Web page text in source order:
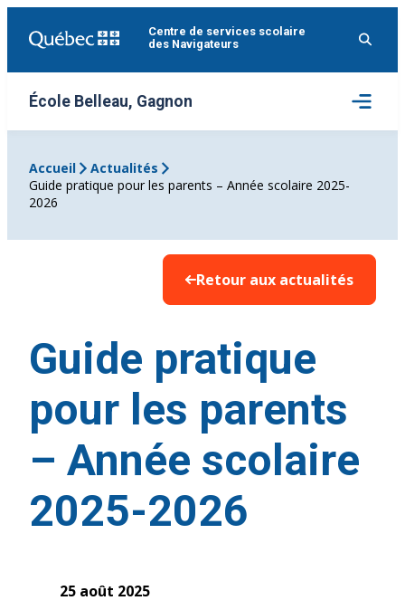
Centre de services scolaire
des Navigateurs
École Belleau, Gagnon
Ouvrir
le
menu
Accueil
Actualités
Guide pratique pour les parents – Année scolaire 2025-
2026
Retour aux actualités
Guide pratique
pour les parents
– Année scolaire
2025-2026
25 août 2025